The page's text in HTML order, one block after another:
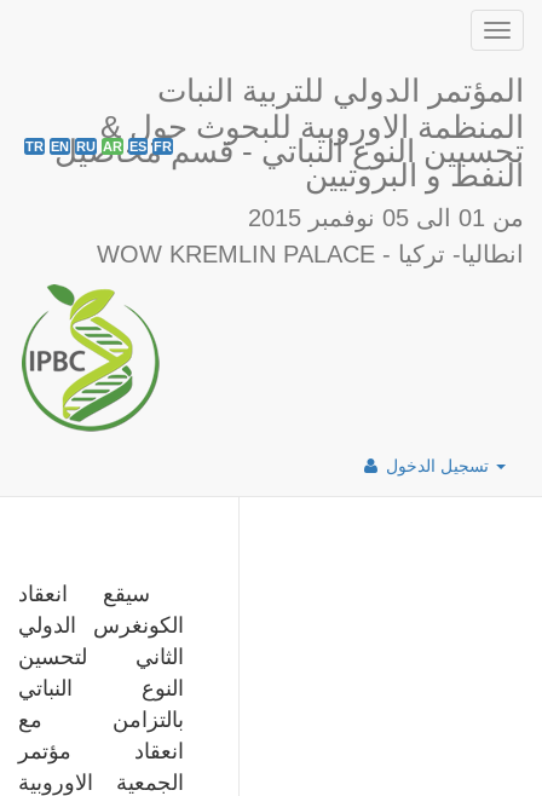
المؤتمر الدولي للتربية النبات
& المنظمة الاوروبية للبحوث حول
تحسيين النوع النباتي - قسم محاصيل
النفط و البروتيين
من 01 الى 05 نوفمبر 2015
WOW KREMLIN PALACE - انطاليا- تركيا
TR EN RU AR ES FR
سيقع انعقاد
الكونغرس الدولي
الثاني لتحسين
النوع النباتي
بالتزامن مع
انعقاد مؤتمر
الجمعية الاوروبية